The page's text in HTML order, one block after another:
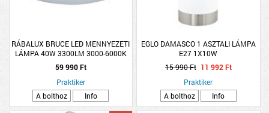
RÁBALUX BRUCE LED MENNYEZETI
LÁMPA 40W 3300LM 3000-6000K
IP20 RGB CSILLOGÓ EFFEKT
DIMMELHETŐ 59CM
59 990 Ft
Praktiker
A bolthoz
Info
EGLO DAMASCO 1 ASZTALI LÁMPA
E27 1X10W
15 990 Ft 11 992 Ft
Praktiker
A bolthoz
Info